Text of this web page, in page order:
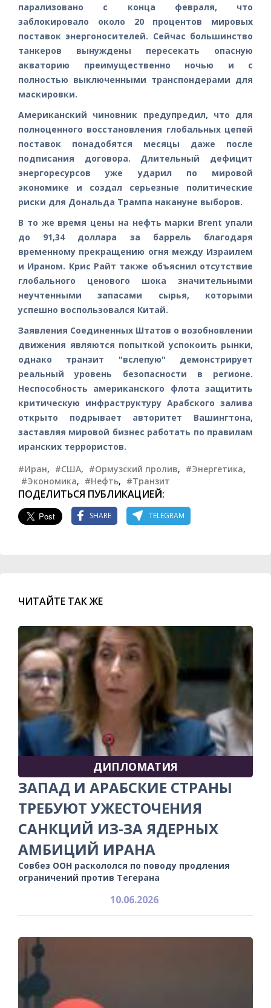
парализовано с конца февраля, что
заблокировало около 20 процентов мировых
поставок энергоносителей. Сейчас большинство
танкеров вынуждены пересекать опасную
акваторию преимущественно ночью и с
полностью выключенными транспондерами для
маскировки.
Американский чиновник предупредил, что для
полноценного восстановления глобальных цепей
поставок понадобятся месяцы даже после
подписания договора. Длительный дефицит
энергоресурсов уже ударил по мировой
экономике и создал серьезные политические
риски для Дональда Трампа накануне выборов.
В то же время цены на нефть марки Brent упали
до 91,34 доллара за баррель благодаря
временному прекращению огня между Израилем
и Ираном. Крис Райт также объяснил отсутствие
глобального ценового шока значительными
неучтенными запасами сырья, которыми
успешно воспользовался Китай.
Заявления Соединенных Штатов о возобновлении
движения являются попыткой успокоить рынки,
однако транзит "вслепую" демонстрирует
реальный уровень безопасности в регионе.
Неспособность американского флота защитить
критическую инфраструктуру Арабского залива
открыто подрывает авторитет Вашингтона,
заставляя мировой бизнес работать по правилам
иранских террористов.
#Иран, #США, #Ормузский пролив, #Энергетика,
#Экономика, #Нефть, #Транзит
ПОДЕЛИТЬСЯ ПУБЛИКАЦИЕЙ:
SHARE TELEGRAM
ЧИТАЙТЕ ТАК ЖЕ
ДИПЛОМАТИЯ
ЗАПАД И АРАБСКИЕ СТРАНЫ
ТРЕБУЮТ УЖЕСТОЧЕНИЯ
САНКЦИЙ ИЗ-ЗА ЯДЕРНЫХ
АМБИЦИЙ ИРАНА
Совбез ООН раскололся по поводу продления
ограничений против Тегерана
10.06.2026